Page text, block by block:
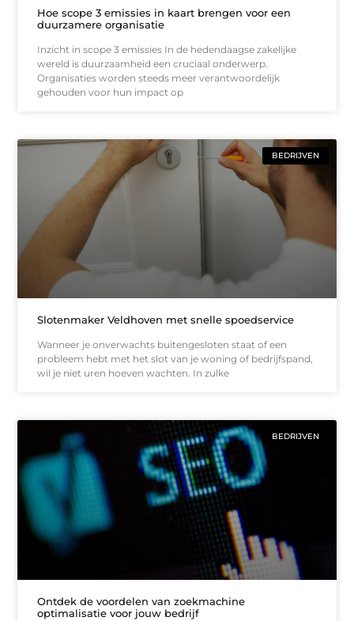
Hoe scope 3 emissies in kaart brengen voor een
duurzamere organisatie
Inzicht in scope 3 emissies In de hedendaagse zakelijke
wereld is duurzaamheid een cruciaal onderwerp.
Organisaties worden steeds meer verantwoordelijk
gehouden voor hun impact op
BEDRIJVEN
Slotenmaker Veldhoven met snelle spoedservice
Wanneer je onverwachts buitengesloten staat of een
probleem hebt met het slot van je woning of bedrijfspand,
wil je niet uren hoeven wachten. In zulke
BEDRIJVEN
Ontdek de voordelen van zoekmachine
optimalisatie voor jouw bedrijf